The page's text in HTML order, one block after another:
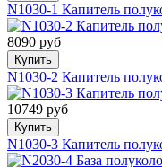
N1030-1 Капитель
8090 руб
Купить
N1030-2 Капитель
10749 руб
Купить
N1030-3 Капитель